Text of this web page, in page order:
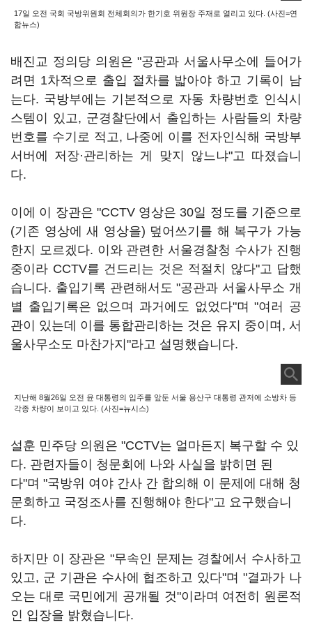
17일 오전 국회 국방위원회 전체회의가 한기호 위원장 주재로 열리고 있다. (사진=연
합뉴스)
배진교 정의당 의원은 "공관과 서울사무소에 들어가
려면 1차적으로 출입 절차를 밟아야 하고 기록이 남
는다. 국방부에는 기본적으로 자동 차량번호 인식시
스템이 있고, 군경찰단에서 출입하는 사람들의 차량
번호를 수기로 적고, 나중에 이를 전자인식해 국방부
서버에 저장·관리하는 게 맞지 않느냐"고 따졌습니
다.
이에 이 장관은 "CCTV 영상은 30일 정도를 기준으로
(기존 영상에 새 영상을) 덮어쓰기를 해 복구가 가능
한지 모르겠다. 이와 관련한 서울경찰청 수사가 진행
중이라 CCTV를 건드리는 것은 적절치 않다"고 답했
습니다. 출입기록 관련해서도 "공관과 서울사무소 개
별 출입기록은 없으며 과거에도 없었다"며 "여러 공
관이 있는데 이를 통합관리하는 것은 유지 중이며, 서
울사무소도 마찬가지"라고 설명했습니다.
지난해 8월26일 오전 윤 대통령의 입주를 앞둔 서울 용산구 대통령 관저에 소방차 등
각종 차량이 보이고 있다. (사진=뉴시스)
설훈 민주당 의원은 "CCTV는 얼마든지 복구할 수 있
다. 관련자들이 청문회에 나와 사실을 밝히면 된
다"며 "국방위 여야 간사 간 합의해 이 문제에 대해 청
문회하고 국정조사를 진행해야 한다"고 요구했습니
다.
하지만 이 장관은 "무속인 문제는 경찰에서 수사하고
있고, 군 기관은 수사에 협조하고 있다"며 "결과가 나
오는 대로 국민에게 공개될 것"이라며 여전히 원론적
인 입장을 밝혔습니다.